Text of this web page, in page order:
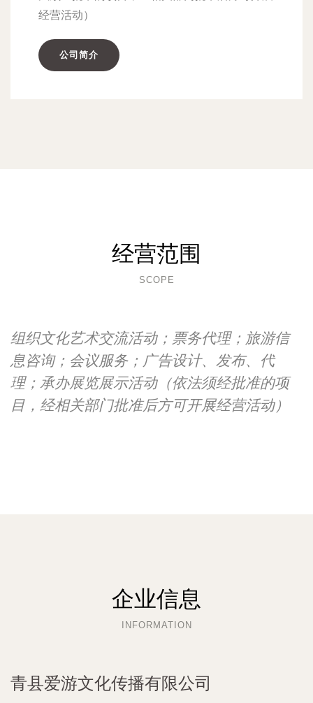
经营活动）
公司简介
经营范围
SCOPE
组织文化艺术交流活动；票务代理；旅游信
息咨询；会议服务；广告设计、发布、代
理；承办展览展示活动（依法须经批准的项
目，经相关部门批准后方可开展经营活动）
企业信息
INFORMATION
青县爱游文化传播有限公司